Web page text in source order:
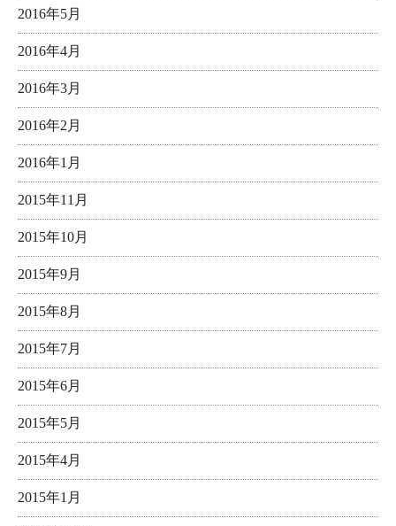
2016年5月
2016年4月
2016年3月
2016年2月
2016年1月
2015年11月
2015年10月
2015年9月
2015年8月
2015年7月
2015年6月
2015年5月
2015年4月
2015年1月